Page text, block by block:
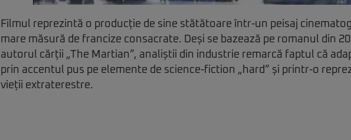
Filmul reprezintă o producție de sine stătătoare într-un peisaj
mare măsură de francize consacrate. Deși se bazează pe romanul din
autorul cărții „The Martian”, analiștii din industrie remarcă faptul că
prin accentul pus pe elemente de science-fiction „hard” și printr-o
vieții extraterestre.